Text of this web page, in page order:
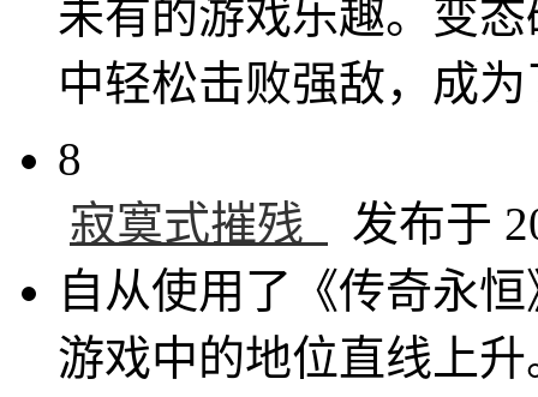
未有的游戏乐趣。变
中轻松击败强敌，成
8
寂寞式摧残_
发布于
自从使用了《传奇永
游戏中的地位直线上